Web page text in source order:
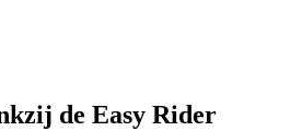
de Easy Rider